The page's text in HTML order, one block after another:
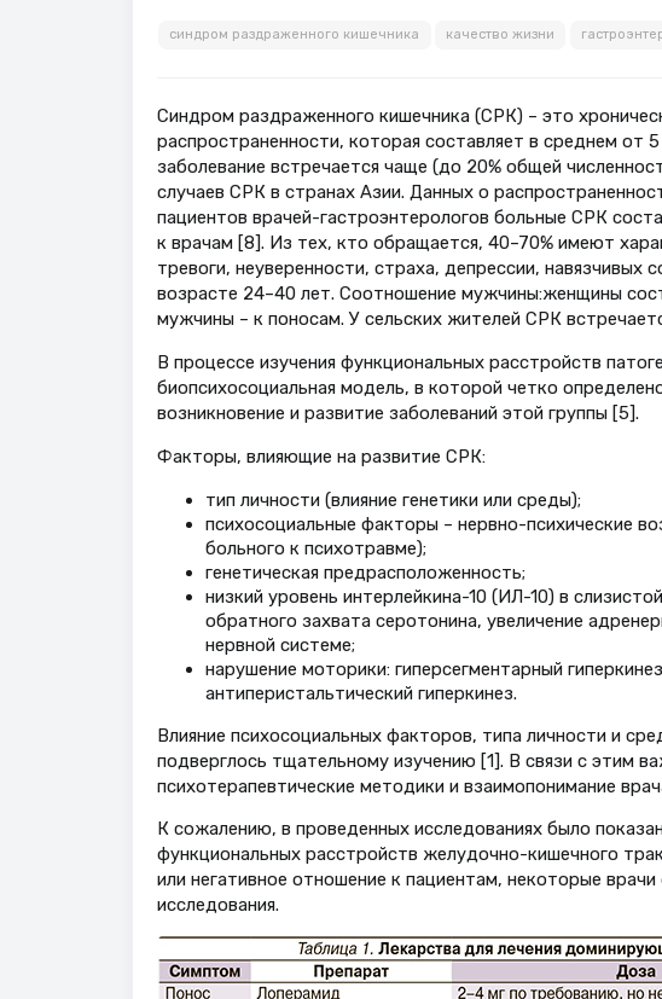
синдром раздраженного кишечника качество жизни
Синдром раздраженного кишечника (СРК) – это
распространенности, которая составляет в среднем от
заболевание встречается чаще (до 20% общей
случаев СРК в странах Азии. Данных о
пациентов врачей-гастроэнтерологов больные СРК
к врачам [8]. Из тех, кто обращается, 40–70% имеют
тревоги, неуверенности, страха, депрессии, навязчивых
возрасте 24–40 лет. Соотношение мужчины:женщины
мужчины – к поносам. У сельских жителей СРК
В процессе изучения функциональных расстройств
биопсихосоциальная модель, в которой четко
возникновение и развитие заболеваний этой группы [5].
Факторы, влияющие на развитие СРК:
тип личности (влияние генетики или среды);
психосоциальные факторы – нервно-психические
больного к психотравме);
генетическая предрасположенность;
низкий уровень интерлейкина-10 (ИЛ-10) в
обратного захвата серотонина, увеличение
нервной системе;
нарушение моторики: гиперсегментарный
антиперистальтический гиперкинез.
Влияние психосоциальных факторов, типа личности и
подверглось тщательному изучению [1]. В связи с этим
психотерапевтические методики и взаимопонимание
К сожалению, в проведенных исследованиях было
функциональных расстройств желудочно-кишечного
или негативное отношение к пациентам, некоторые
исследования.